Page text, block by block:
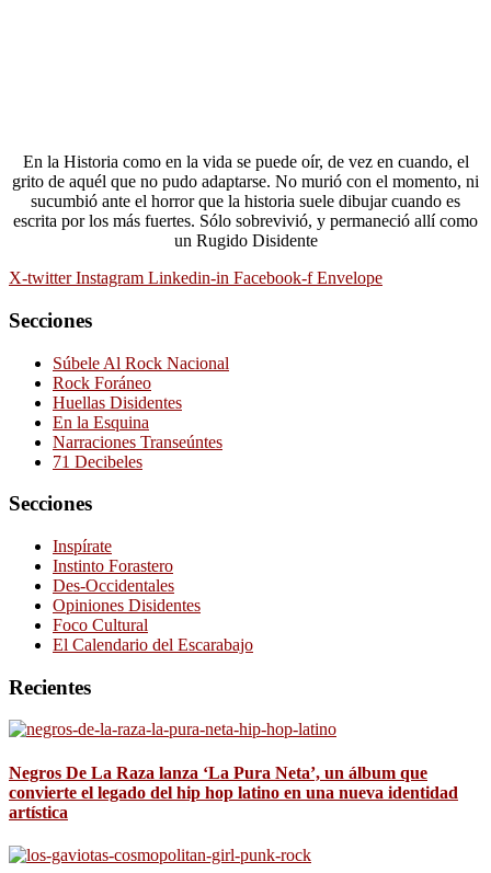
En la Historia como en la vida se puede oír, de vez en cuando, el
grito de aquél que no pudo adaptarse. No murió con el momento, ni
sucumbió ante el horror que la historia suele dibujar cuando es
escrita por los más fuertes. Sólo sobrevivió, y permaneció allí como
un Rugido Disidente
X-twitter Instagram Linkedin-in Facebook-f Envelope
Secciones
Súbele Al Rock Nacional
Rock Foráneo
Huellas Disidentes
En la Esquina
Narraciones Transeúntes
71 Decibeles
Secciones
Inspírate
Instinto Forastero
Des-Occidentales
Opiniones Disidentes
Foco Cultural
El Calendario del Escarabajo
Recientes
Negros De La Raza lanza ‘La Pura Neta’, un álbum que
convierte el legado del hip hop latino en una nueva identidad
artística